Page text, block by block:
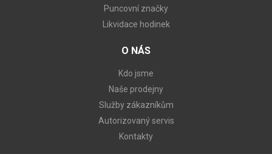
Puncovní značky
Likvidace hodinek
O NÁS
Kdo jsme
Naše prodejny
Služby zákazníkům
Autorizovaný servis
Kontakty